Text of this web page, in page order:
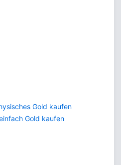
Gold kaufen
Gold kaufen